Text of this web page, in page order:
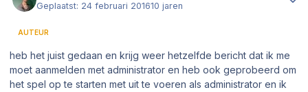
Geplaatst: 24 februari 201610 jaren
AUTEUR
heb het juist gedaan en krijg weer hetzelfde bericht dat ik me
moet aanmelden met administrator en heb ook geprobeerd om
het spel op te starten met uit te voeren als administrator en ik